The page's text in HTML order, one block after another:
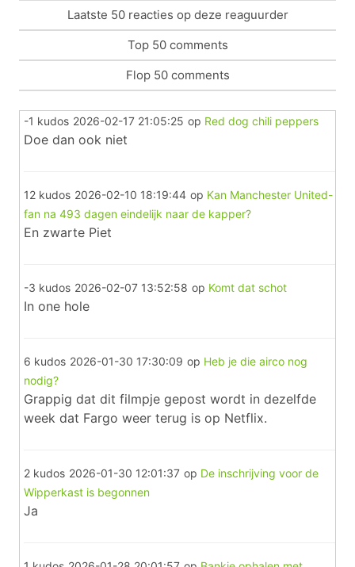
Laatste 50 reacties op deze reaguurder
Top 50 comments
Flop 50 comments
-1 kudos 2026-02-17 21:05:25 op Red dog chili peppers
Doe dan ook niet
12 kudos 2026-02-10 18:19:44 op Kan Manchester United-
fan na 493 dagen eindelijk naar de kapper?
En zwarte Piet
-3 kudos 2026-02-07 13:52:58 op Komt dat schot
In one hole
6 kudos 2026-01-30 17:30:09 op Heb je die airco nog
nodig?
Grappig dat dit filmpje gepost wordt in dezelfde
week dat Fargo weer terug is op Netflix.
2 kudos 2026-01-30 12:01:37 op De inschrijving voor de
Wipperkast is begonnen
Ja